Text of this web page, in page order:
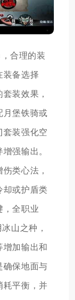
合理的装
装备选择
装效果，
月堡铁骑或
套装强化空
强输出。
类心法，
却或护盾类
，全职业
山之种，
加输出和
确保地面与
耗平衡，并